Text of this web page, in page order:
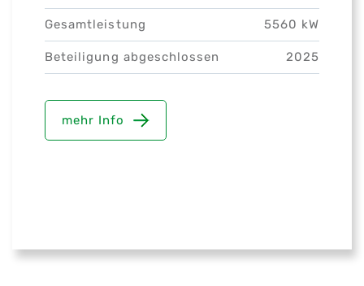
Gesamtleistung 5560 kW
Beteiligung abgeschlossen 2025
mehr Info